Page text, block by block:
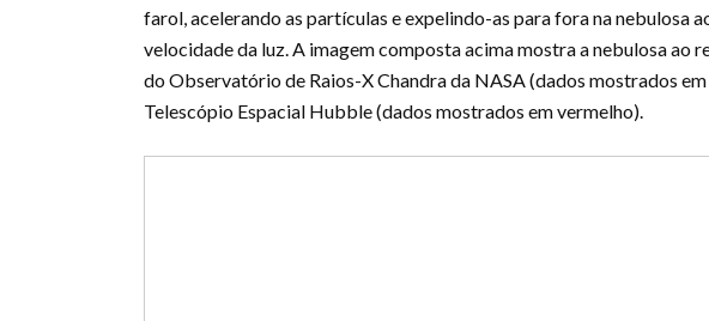
farol, acelerando as partículas e expelindo-as para fora na nebulosa
velocidade da luz. A imagem composta acima mostra a nebulosa ao
do Observatório de Raios-X Chandra da NASA (dados mostrados
Telescópio Espacial Hubble (dados mostrados em vermelho).